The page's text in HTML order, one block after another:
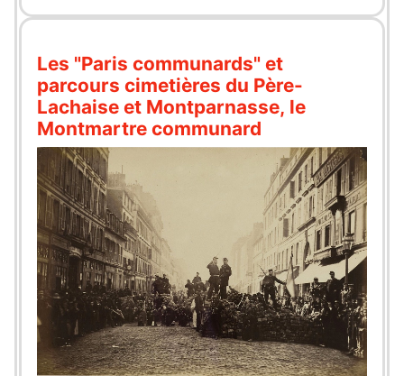
Les "Paris communards" et
parcours cimetières du Père-
Lachaise et Montparnasse, le
Montmartre communard